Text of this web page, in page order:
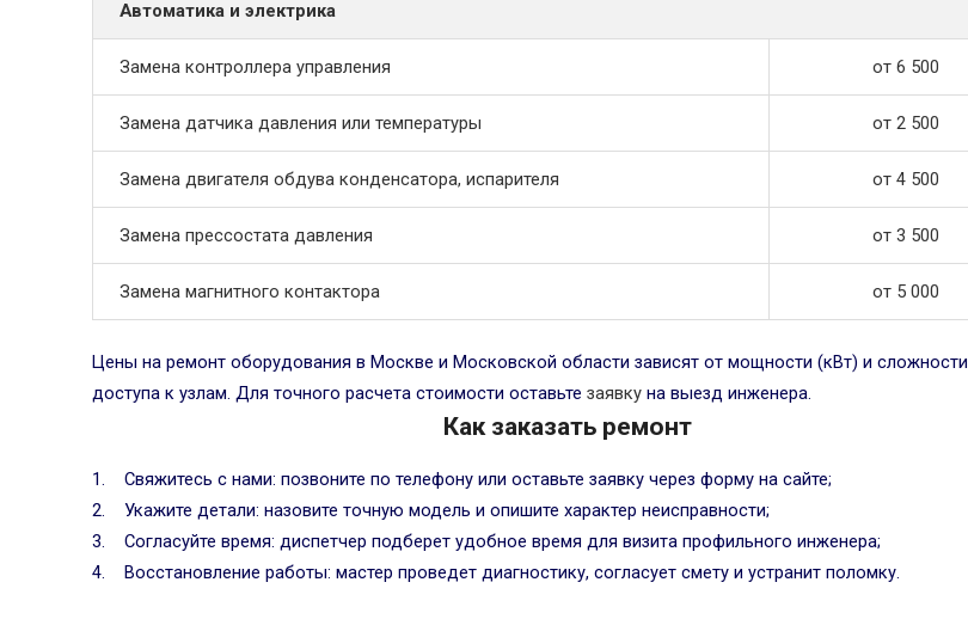
Автоматика и электрика
Замена контроллера управления от 6 500
Замена датчика давления или температуры от 2 500
Замена двигателя обдува конденсатора, испарителя от 4 500
Замена прессостата давления от 3 500
Замена магнитного контактора от 5 000
Цены на ремонт оборудования в Москве и Московской области зависят от мощности (кВт) и сложности
доступа к узлам. Для точного расчета стоимости оставьте заявку на выезд инженера.
Как заказать ремонт
Свяжитесь с нами: позвоните по телефону или оставьте заявку через форму на сайте;
Укажите детали: назовите точную модель и опишите характер неисправности;
Согласуйте время: диспетчер подберет удобное время для визита профильного инженера;
Восстановление работы: мастер проведет диагностику, согласует смету и устранит поломку.